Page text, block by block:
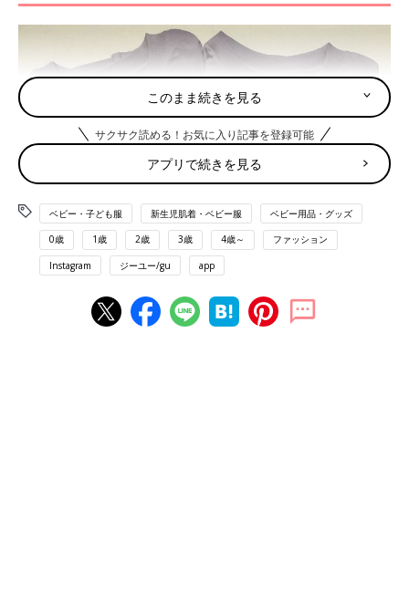
このまま続きを見る
サクサク読める！お気に入り記事を登録可能
アプリで続きを見る
ベビー・子ども服 新生児肌着・ベビー服 ベビー用品・グッズ
0歳 1歳 2歳 3歳 4歳～ ファッション
Instagram ジーユー/gu app